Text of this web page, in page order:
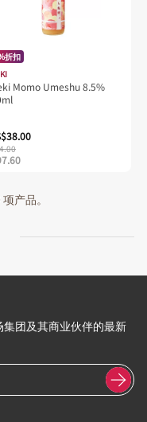
折扣
Momo Umeshu 8.5%
产品。
团及其商业伙伴的最新